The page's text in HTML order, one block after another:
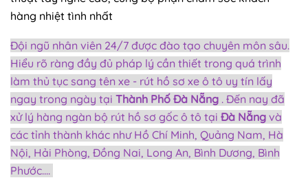
hàng nhiệt tình nhất
Đội ngũ nhân viên 24/7 được đào tạo chuyên môn sâu.
Hiểu rõ ràng đầy đủ pháp lý cần thiết trong quá trình
làm thủ tục sang tên xe - rút hồ sơ xe ô tô uy tín lấy
ngay trong ngày tại Thành Phố Đà Nẵng . Đến nay đã
xử lý hàng ngàn bộ rút hồ sơ gốc ô tô tại Đà Nẵng và
các tỉnh thành khác như Hồ Chí Minh, Quảng Nam, Hà
Nội, Hải Phòng, Đồng Nai, Long An, Bình Dương, Bình
Phước....